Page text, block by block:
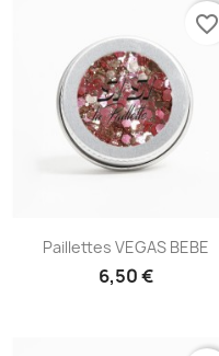
Paillettes VEGAS BEBE
6,50 €
favorite_border